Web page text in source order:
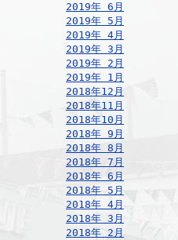
2019年 6月
2019年 5月
2019年 4月
2019年 3月
2019年 2月
2019年 1月
2018年12月
2018年11月
2018年10月
2018年 9月
2018年 8月
2018年 7月
2018年 6月
2018年 5月
2018年 4月
2018年 3月
2018年 2月